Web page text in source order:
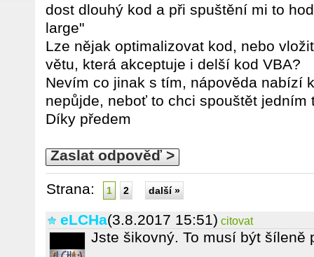
dost dlouhý kod a při spuštění mi to
large"
Lze nějak optimalizovat kod, nebo
větu, která akceptuje i delší kod VBA?
Nevím co jinak s tím, nápověda nabízí
nepůjde, neboť to chci spouštět jedním
Díky předem
Zaslat odpověď >
Strana: 1 2 další »
eLCHa(3.8.2017 15:51) citovat
Jste šikovný. To musí být šíleně